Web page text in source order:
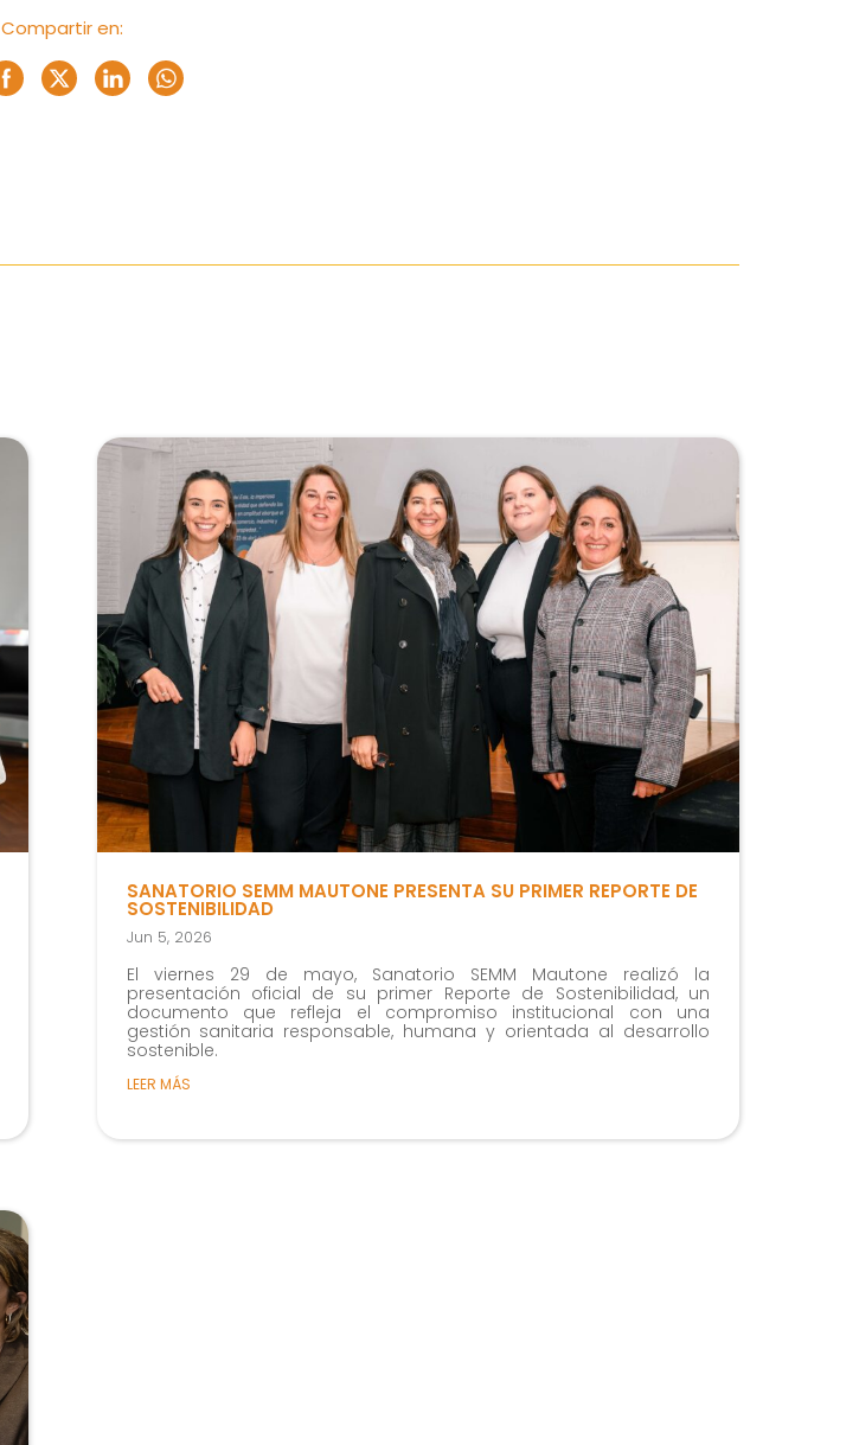
Compartir en:
SANATORIO SEMM MAUTONE PRESENTA SU PRIMER REPORTE DE
SOSTENIBILIDAD
Jun 5, 2026
El viernes 29 de mayo, Sanatorio SEMM Mautone realizó la
presentación oficial de su primer Reporte de Sostenibilidad, un
documento que refleja el compromiso institucional con una
gestión sanitaria responsable, humana y orientada al desarrollo
sostenible.
LEER MÁS
la web.
durante tu
desaparecerán
de la web.
Marketing
Al compartir tus
intereses y
comportamiento
mientras visitas
nuestro sitio,
aumentas la
posibilidad de
ver contenido y
ofertas
personalizados.